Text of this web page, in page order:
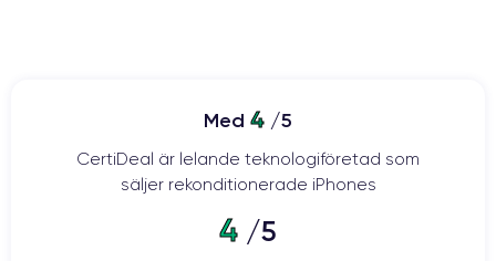
Med 4 /5
CertiDeal är lelande teknologiföretad som
säljer rekonditionerade iPhones
4 /5